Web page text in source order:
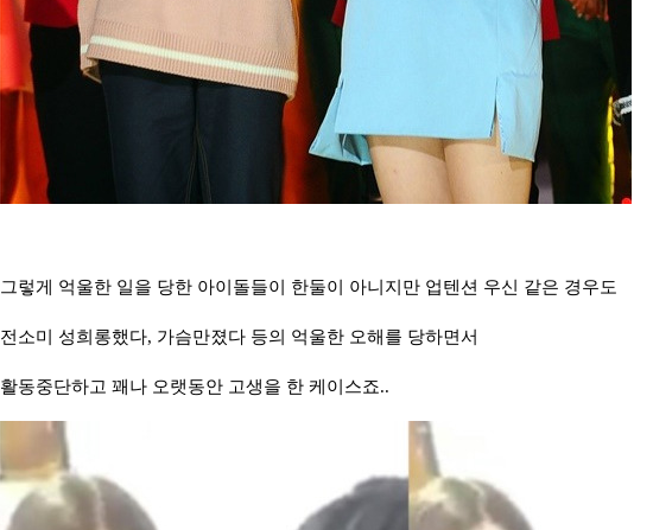
그렇게 억울한 일을 당한 아이돌들이 한둘이 아니지만 업텐션 우신 같은 경우도
전소미 성희롱했다, 가슴만졌다 등의 억울한 오해를 당하면서
활동중단하고 꽤나 오랫동안 고생을 한 케이스죠..